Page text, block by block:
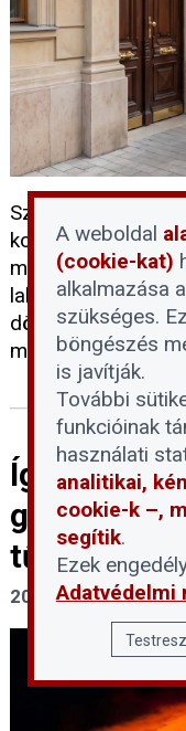
Szigorúbb
korlátokkal,
megerősítésével
lakáskiadás
döntése alapján a
moratórium
Így léphet
tűzveszély
2026. július 29.
A weboldal
(cookie-kat)
alkalmazása
szükséges.
böngészés
is javítják.
További
funkcióinak
használati
analitikai,
cookie-k –,
segítik.
Ezek
Adatvédelmi